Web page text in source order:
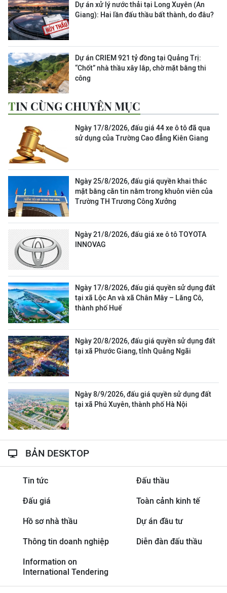
Dự án xử lý nước thải tại Long Xuyên (An
Giang): Hai lần đấu thầu bất thành, do đâu?
Dự án CRIEM 921 tỷ đồng tại Quảng Trị:
“Chốt” nhà thầu xây lắp, chờ mặt bằng thi
công
TIN CÙNG CHUYÊN MỤC
Ngày 17/8/2026, đấu giá 44 xe ô tô đã qua
sử dụng của Trường Cao đẳng Kiên Giang
Ngày 25/8/2026, đấu giá quyền khai thác
mặt bằng căn tin nằm trong khuôn viên của
Trường TH Trương Công Xưởng
Ngày 21/8/2026, đấu giá xe ô tô TOYOTA
INNOVAG
Ngày 17/8/2026, đấu giá quyền sử dụng đất
tại xã Lộc An và xã Chân Mây – Lăng Cô,
thành phố Huế
Ngày 20/8/2026, đấu giá quyền sử dụng đất
tại xã Phước Giang, tỉnh Quảng Ngãi
Ngày 8/9/2026, đấu giá quyền sử dụng đất
tại xã Phú Xuyên, thành phố Hà Nội
BẢN DESKTOP
Tin tức Đấu thầu
Đấu giá Toàn cảnh kinh tế
Hồ sơ nhà thầu Dự án đầu tư
Thông tin doanh nghiệp Diễn đàn đấu thầu
Information on
International Tendering